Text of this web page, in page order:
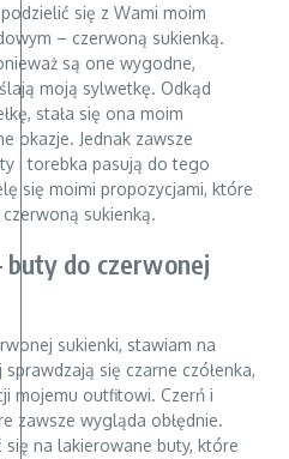
się z Wami moim
– czerwoną sukienką.
są one wygodne,
moją sylwetkę. Odkąd
stała się ona moim
okazje. Jednak zawsze
i torebka pasują do tego
się moimi propozycjami, które
sukienką.
buty do czerwonej
sukienki, stawiam na
się czarne czółenka,
mojemu outfitowi. Czerń i
zawsze wygląda obłędnie.
się na lakierowane buty, które